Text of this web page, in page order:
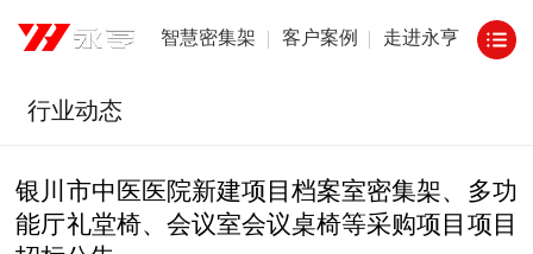
智慧密集架 客户案例 走进永亨
行业动态
银川市中医医院新建项目档案室密集架、多功
能厅礼堂椅、会议室会议桌椅等采购项目项目